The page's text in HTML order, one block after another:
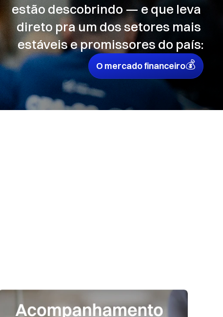
estão descobrindo — e que leva
direto pra um dos setores mais
estáveis e promissores do país:
O mercado financeiro💰